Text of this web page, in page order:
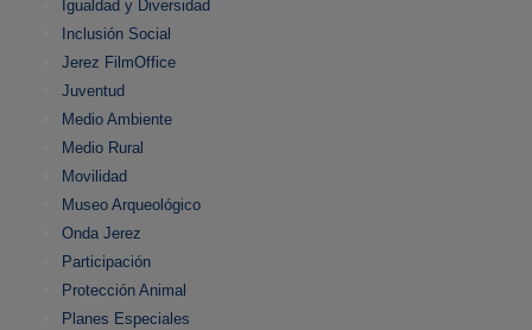
Igualdad y Diversidad
Inclusión Social
Jerez FilmOffice
Juventud
Medio Ambiente
Medio Rural
Movilidad
Museo Arqueológico
Onda Jerez
Participación
Protección Animal
Planes Especiales